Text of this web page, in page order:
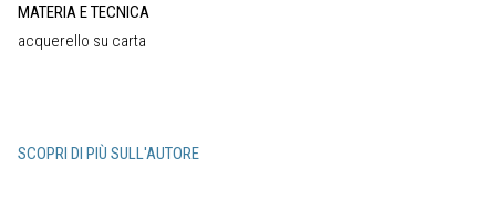
MATERIA E TECNICA
acquerello su carta
SCOPRI DI PIÙ SULL'AUTORE